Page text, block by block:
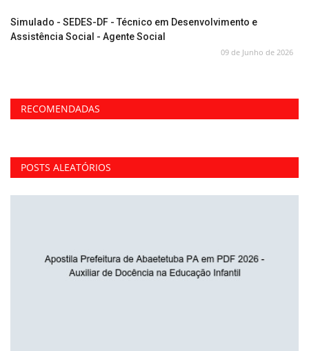
Simulado - SEDES-DF - Técnico em Desenvolvimento e
Assistência Social - Agente Social
09 de Junho de 2026
RECOMENDADAS
POSTS ALEATÓRIOS